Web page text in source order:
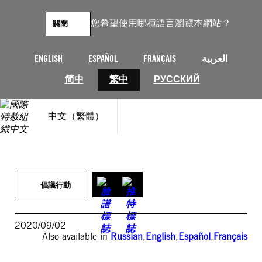
您希望使用哪種語言瀏覽本網站？
ENGLISH ESPAÑOL FRANÇAIS
العربية
简中
繁中 РУССКИЙ
關閉
中文（繁體）
倡議行動
2020/09/02
Also available in Russian,English,Español,Français